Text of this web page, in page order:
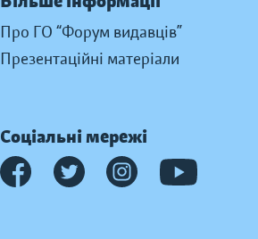
Про ГО “Форум видавців”
Презентаційні матеріали
Соціальні мережі